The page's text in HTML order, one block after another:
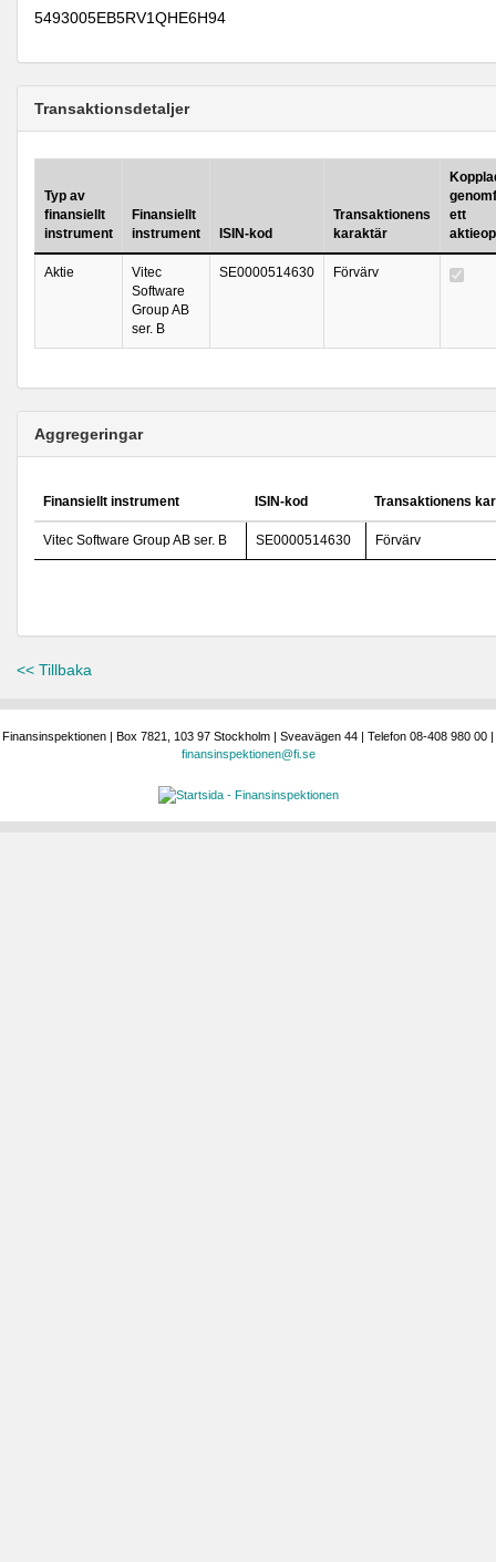
5493005EB5RV1QHE6H94
Transaktionsdetaljer
Typ av
finansiellt
instrument
Finansiellt
instrument
ISIN-kod
Transaktionens
karaktär
ett
Aktie
Vitec
Software
Group AB
ser. B
SE0000514630 Förvärv
Aggregeringar
Finansiellt instrument ISIN-kod Transaktionens
Vitec Software Group AB ser. B SE0000514630 Förvärv
<< Tillbaka
Finansinspektionen | Box 7821, 103 97 Stockholm | Sveavägen 44 | Telefon 08-408 980 00 |
finansinspektionen@fi.se